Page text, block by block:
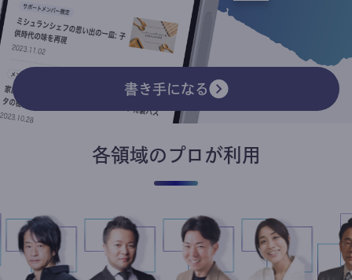
書き手になる
各領域のプロが利用